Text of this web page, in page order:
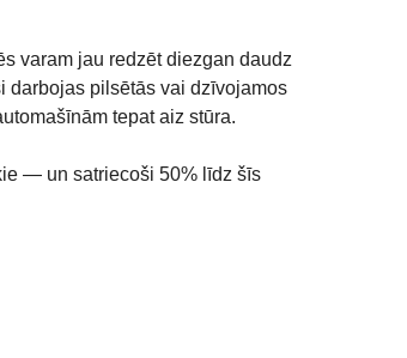
varam jau redzēt diezgan daudz
darbojas pilsētās vai dzīvojamos
tepat aiz stūra.
— un satriecoši 50% līdz šīs